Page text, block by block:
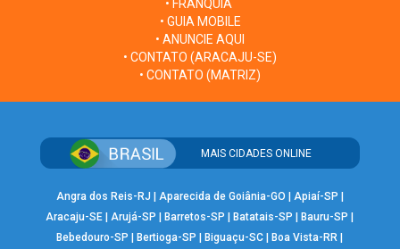
• FRANQUIA
• GUIA MOBILE
• ANUNCIE AQUI
• CONTATO (ARACAJU-SE)
• CONTATO (MATRIZ)
MAIS CIDADES ONLINE
Angra dos Reis-RJ Aparecida de Goiânia-GO Apiaí-SP
Aracaju-SE |Arujá-SP Barretos-SP Batatais-SP Bauru-SP
Bebedouro-SP
Bertioga-SP Biguaçu-SC Boa Vista-RR